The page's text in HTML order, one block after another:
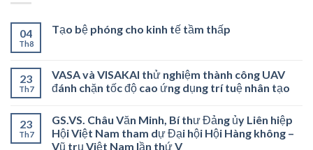
04
Th8
Tạo bệ phóng cho kinh tế tầm thấp
23
Th7
VASA và VISAKAI thử nghiệm thành công UAV
đánh chặn tốc độ cao ứng dụng trí tuệ nhân tạo
23
Th7
GS.VS. Châu Văn Minh, Bí thư Đảng ủy Liên hiệp
Hội Việt Nam tham dự Đại hội Hội Hàng không –
Vũ trụ Việt Nam lần thứ V